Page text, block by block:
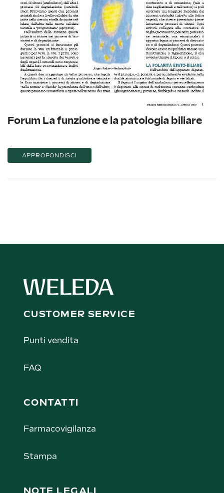
Forum La funzione e la patologia biliare
APPROFONDISCI
CUSTOMER SERVICE
Punti vendita
FAQ
CONTATTI
Farmacovigilanza
Stampa